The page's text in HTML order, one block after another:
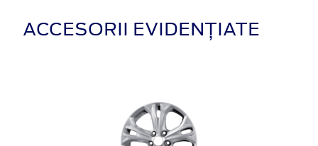
ACCESORII EVIDENȚIATE